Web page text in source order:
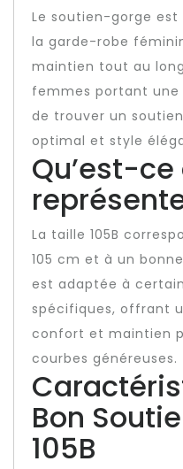
Le soutien-gorge
la garde-robe
maintien tout au
femmes portant une
de trouver un
optimal et style
Qu’est-ce
La taille 105B
105 cm et à un
est adaptée à
spécifiques, offrant
confort et maintien
courbes généreuses.
Bon
105B